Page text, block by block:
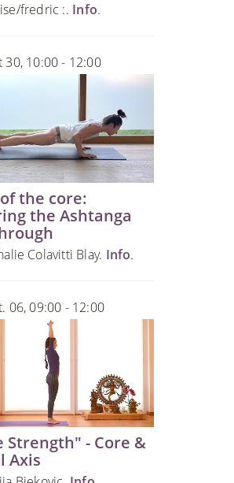
fredric :. Info.
30, 10:00 - 12:00
the core:
the Ashtanga
Colavitti Blay. Info.
06, 09:00 - 12:00
Strength" - Core &
Axis